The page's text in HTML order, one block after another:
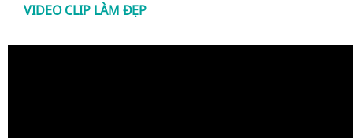
VIDEO CLIP LÀM ĐẸP